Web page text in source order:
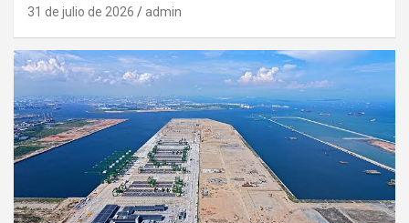
31 de julio de 2026 admin